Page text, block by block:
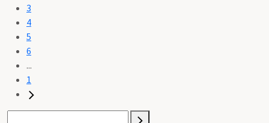
3
4
5
6
...
1